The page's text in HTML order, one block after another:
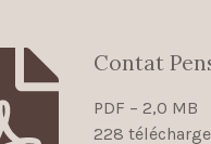
Contat
PDF – 2,0 MB
228